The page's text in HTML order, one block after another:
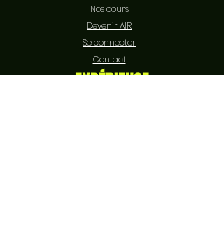
Nos cours
Devenir AIR
Se connecter
Contact
EXPÉRIENCE